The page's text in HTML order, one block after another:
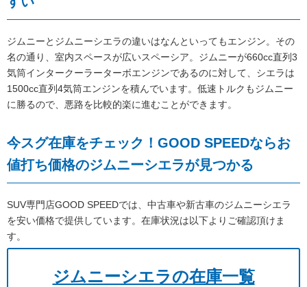
ジムニーとジムニーシエラの違いはなんといってもエンジン。その
名の通り、室内スペースが広いスペーシア。ジムニーが660cc直列3
気筒インタークーラーターボエンジンであるのに対して、シエラは
1500cc直列4気筒エンジンを積んでいます。低速トルクもジムニー
に勝るので、悪路を比較的楽に進むことができます。
今スグ在庫をチェック！GOOD SPEEDならお
値打ち価格のジムニーシエラが見つかる
SUV専門店GOOD SPEEDでは、中古車や新古車のジムニーシエラ
を安い価格で提供しています。在庫状況は以下よりご確認頂けま
す。
ジムニーシエラの在庫一覧